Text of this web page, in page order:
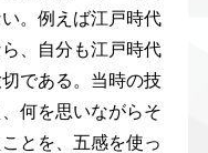
。例えば江戸時代
、自分も江戸時代
である。当時の技
何を思いながらそ
とを、五感を使っ